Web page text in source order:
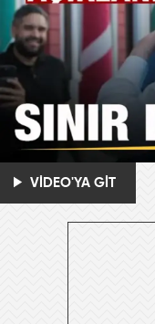
VİDEO'YA GİT